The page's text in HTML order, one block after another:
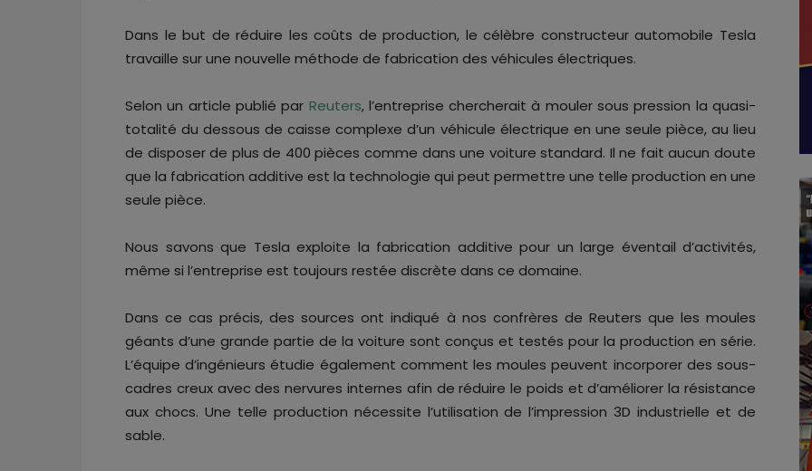
Dans le but de réduire les coûts de production, le célèbre constructeur automobile Tesla
travaille sur une nouvelle méthode de fabrication des véhicules électriques.
Selon un article publié par Reuters, l’entreprise chercherait à mouler sous pression la quasi-
totalité du dessous de caisse complexe d’un véhicule électrique en une seule pièce, au lieu
de disposer de plus de 400 pièces comme dans une voiture standard. Il ne fait aucun doute
que la fabrication additive est la technologie qui peut permettre une telle production en une
seule pièce.
Nous savons que Tesla exploite la fabrication additive pour un large éventail d’activités,
même si l’entreprise est toujours restée discrète dans ce domaine.
Dans ce cas précis, des sources ont indiqué à nos confrères de Reuters que les moules
géants d’une grande partie de la voiture sont conçus et testés pour la production en série.
L’équipe d’ingénieurs étudie également comment les moules peuvent incorporer des sous-
cadres creux avec des nervures internes afin de réduire le poids et d’améliorer la résistance
aux chocs. Une telle production nécessite l’utilisation de l’impression 3D industrielle et de
sable.